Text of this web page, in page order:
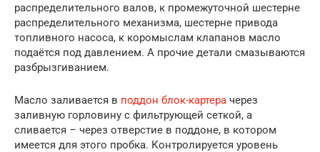
распределительного валов, к промежуточной шестерне
распределительного механизма, шестерне привода
топливного насоса, к коромыслам клапанов масло
подаётся под давлением. А прочие детали смазываются
разбрызгиванием.
Масло заливается в поддон блок-картера через
заливную горловину с фильтрующей сеткой, а
сливается – через отверстие в поддоне, в котором
имеется для этого пробка. Контролируется уровень